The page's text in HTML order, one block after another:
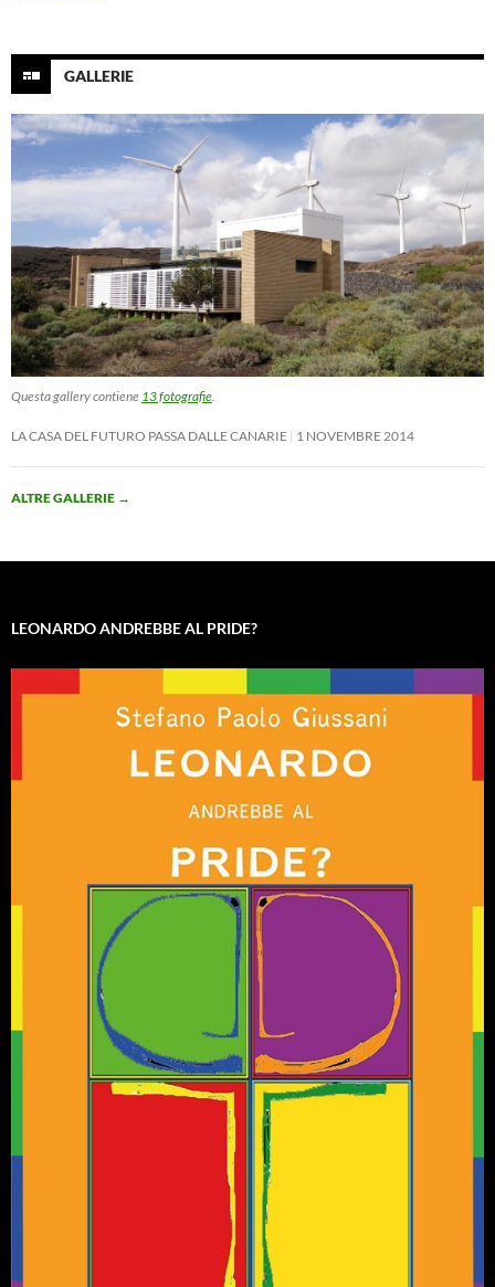
GALLERIE
Questa gallery contiene 13 fotografie
LA CASA DEL FUTURO PASSA DALLE CANARIE 1 NOVEMBRE 2014
ALTRE GALLERIE →
LEONARDO ANDREBBE AL PRIDE?